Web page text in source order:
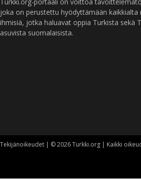
joka on perustettu hyödyttämään kaikkialta
ihmisiä, jotka haluavat oppia Turkista sekä
asuvista suomalaisista.
Tekijänoikeudet | © 2026 Turkki.org | Kaikki